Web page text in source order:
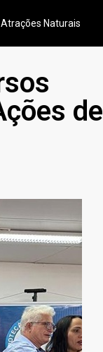
Atrações Naturais
de